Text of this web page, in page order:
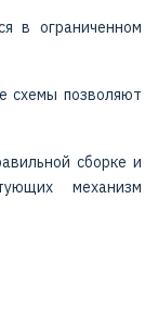
в ограниченном
схемы позволяют
сборке и
механизм